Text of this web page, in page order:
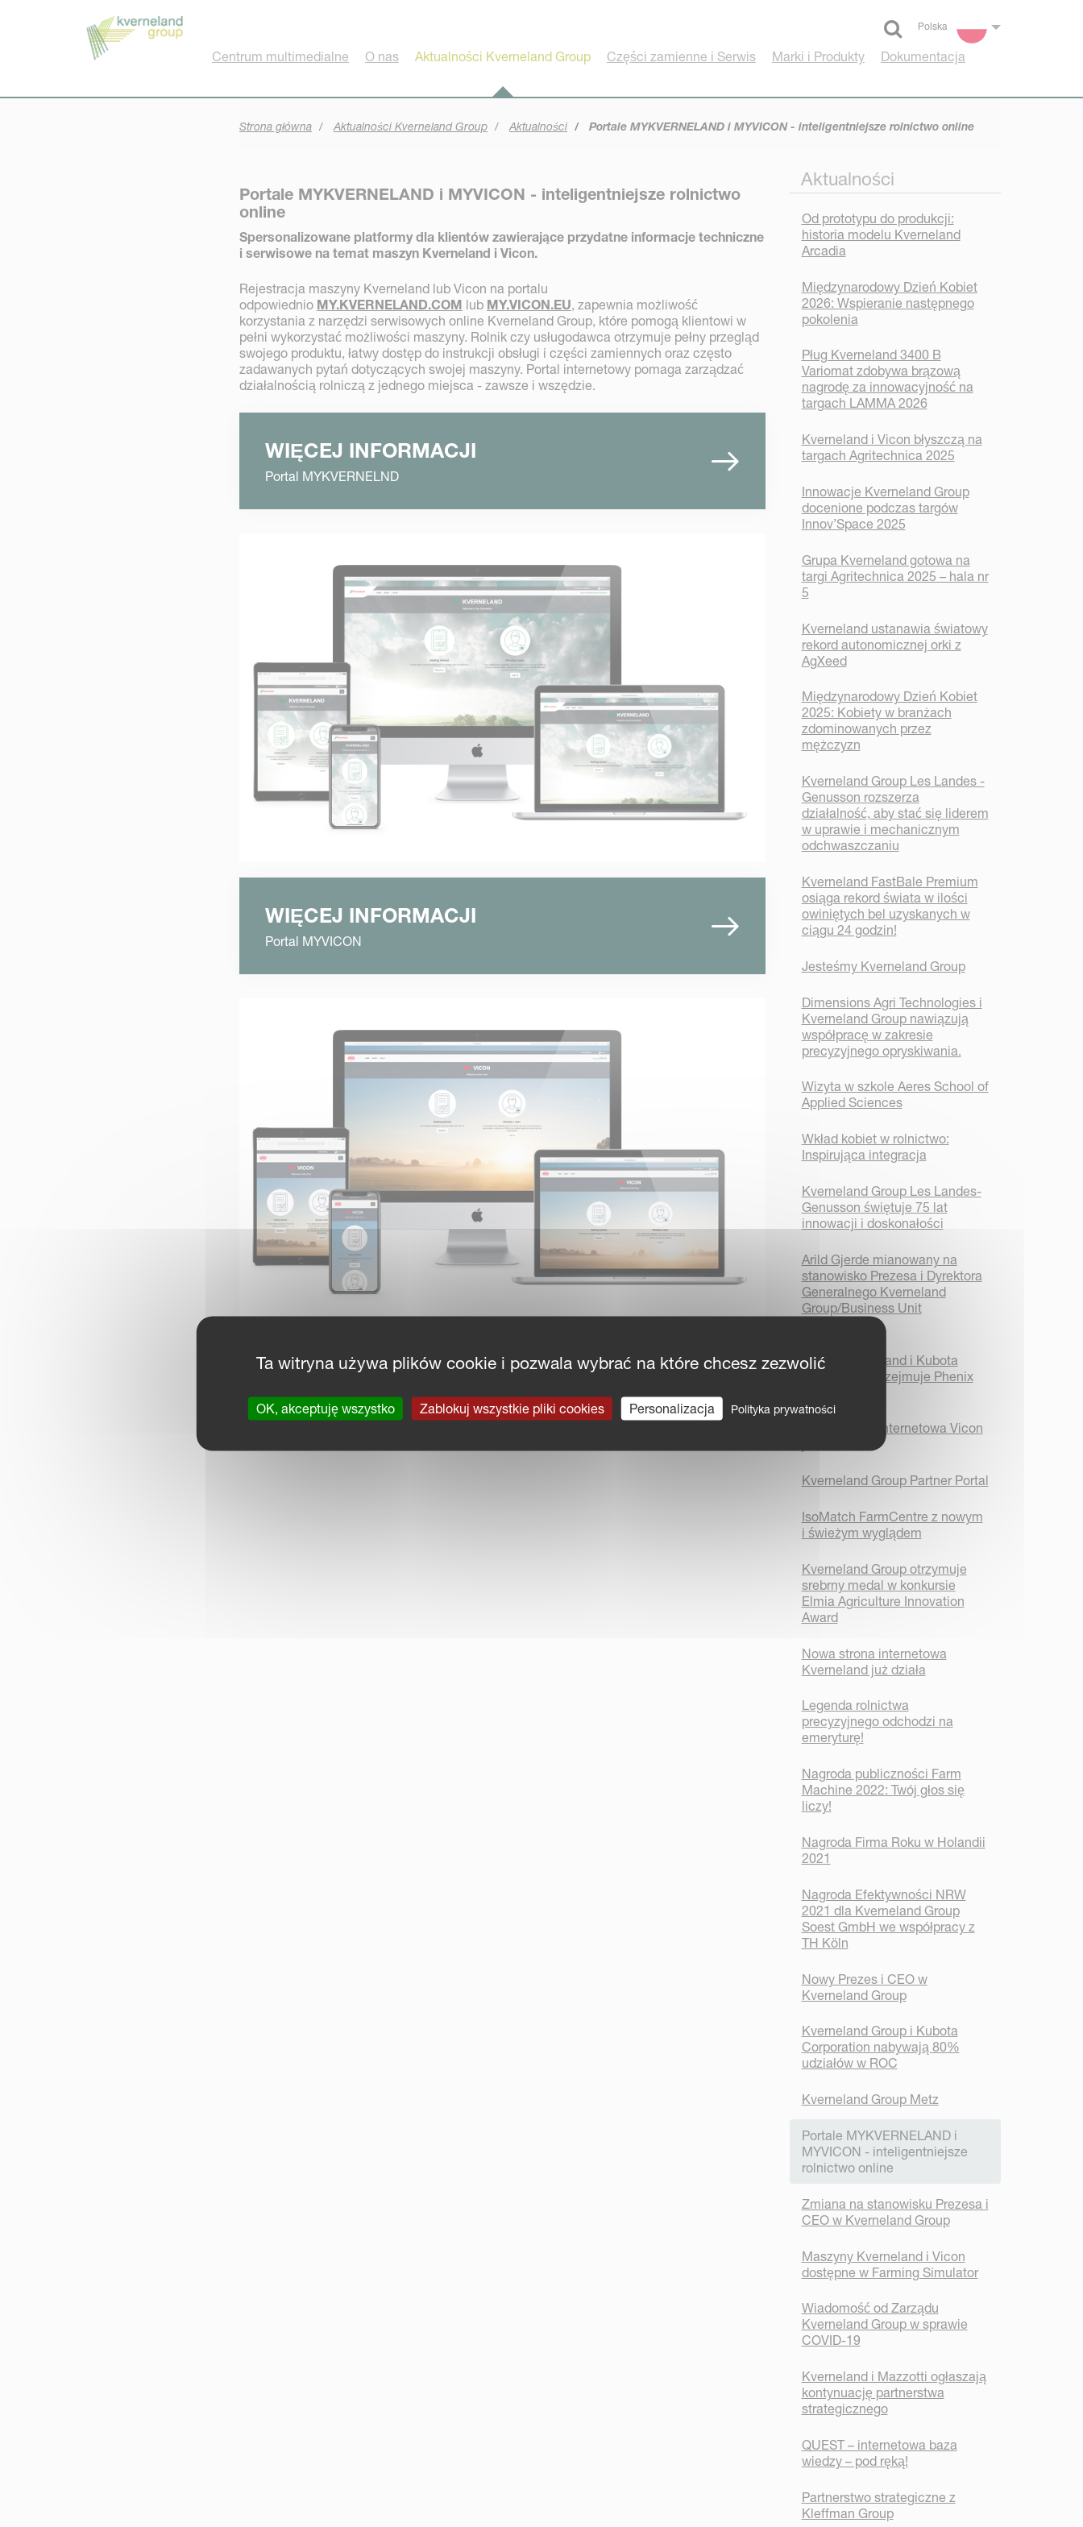
Polska
Select language
Centrum multimedialne O nas Aktualności Kverneland Group Części zamienne i Serwis Marki i Produkty Dokumentacja
Strona główna Aktualności Kverneland Group Aktualności Portale MYKVERNELAND i MYVICON - inteligentniejsze rolnictwo online
Portale MYKVERNELAND i MYVICON - inteligentniejsze rolnictwo
online
Spersonalizowane platformy dla klientów zawierające przydatne informacje techniczne
i serwisowe na temat maszyn Kverneland i Vicon.
Rejestracja maszyny Kverneland lub Vicon na portalu
odpowiednio MY.KVERNELAND.COM lub MY.VICON.EU, zapewnia możliwość
korzystania z narzędzi serwisowych online Kverneland Group, które pomogą klientowi w
pełni wykorzystać możliwości maszyny. Rolnik czy usługodawca otrzymuje pełny przegląd
swojego produktu, łatwy dostęp do instrukcji obsługi i części zamiennych oraz często
zadawanych pytań dotyczących swojej maszyny. Portal internetowy pomaga zarządzać
działalnością rolniczą z jednego miejsca - zawsze i wszędzie.
WIĘCEJ INFORMACJI
Portal MYKVERNELND
WIĘCEJ INFORMACJI
Portal MYVICON
Aktualności
Od prototypu do produkcji:
historia modelu Kverneland
Arcadia
Międzynarodowy Dzień Kobiet
2026: Wspieranie następnego
pokolenia
Pług Kverneland 3400 B
Variomat zdobywa brązową
nagrodę za innowacyjność na
targach LAMMA 2026
Kverneland i Vicon błyszczą na
targach Agritechnica 2025
Innowacje Kverneland Group
docenione podczas targów
Innov’Space 2025
Grupa Kverneland gotowa na
targi Agritechnica 2025 – hala nr
5
Kverneland ustanawia światowy
rekord autonomicznej orki z
AgXeed
Międzynarodowy Dzień Kobiet
2025: Kobiety w branżach
zdominowanych przez
mężczyzn
Kverneland Group Les Landes -
Genusson rozszerza
działalność, aby stać się liderem
w uprawie i mechanicznym
odchwaszczaniu
Kverneland FastBale Premium
osiąga rekord świata w ilości
owiniętych bel uzyskanych w
ciągu 24 godzin!
Jesteśmy Kverneland Group
Dimensions Agri Technologies i
Kverneland Group nawiązują
współpracę w zakresie
precyzyjnego opryskiwania.
Wizyta w szkole Aeres School of
Applied Sciences
Wkład kobiet w rolnictwo:
Inspirująca integracja
Kverneland Group Les Landes-
Genusson świętuje 75 lat
innowacji i doskonałości
Arild Gjerde mianowany na
stanowisko Prezesa i Dyrektora
Generalnego Kverneland
Group/Business Unit
Grupa Kverneland i Kubota
Corporation przejmuje Phenix
Nowa strona internetowa Vicon
Kverneland Group Partner Portal
IsoMatch FarmCentre z nowym
i świeżym wyglądem
Kverneland Group otrzymuje
srebrny medal w konkursie
Elmia Agriculture Innovation
Award
Nowa strona internetowa
Kverneland już działa
Legenda rolnictwa
precyzyjnego odchodzi na
emeryturę!
Nagroda publiczności Farm
Machine 2022: Twój głos się
liczy!
Nagroda Firma Roku w Holandii
2021
Nagroda Efektywności NRW
2021 dla Kverneland Group
Soest GmbH we współpracy z
TH Köln
Nowy Prezes i CEO w
Kverneland Group
Kverneland Group i Kubota
Corporation nabywają 80%
udziałów w ROC
Kverneland Group Metz
Portale MYKVERNELAND i
MYVICON - inteligentniejsze
rolnictwo online
Zmiana na stanowisku Prezesa i
CEO w Kverneland Group
Maszyny Kverneland i Vicon
dostępne w Farming Simulator
Wiadomość od Zarządu
Kverneland Group w sprawie
COVID-19
Kverneland i Mazzotti ogłaszają
kontynuację partnerstwa
strategicznego
QUEST – internetowa baza
wiedzy – pod ręką!
Partnerstwo strategiczne z
Kleffman Group
Ta witryna używa plików cookie i pozwala wybrać na które chcesz zezwolić
OK, akceptuję wszystko Zablokuj wszystkie pliki cookies Personalizacja Polityka prywatności